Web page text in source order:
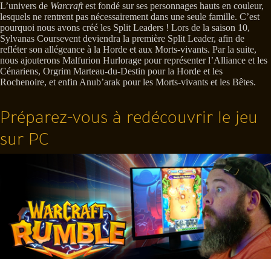
L’univers de Warcraftest fondé sur ses personnages hauts en couleur,
lesquels ne rentrent pas nécessairement dans une seule famille. C’est
pourquoi nous avons créé les Split Leaders ! Lors de la saison 10,
Sylvanas Coursevent deviendra la première Split Leader, afin de
refléter son allégeance à la Horde et aux Morts-vivants. Par la suite,
nous ajouterons Malfurion Hurlorage pour représenter l’Alliance et les
Cénariens, Orgrim Marteau-du-Destin pour la Horde et les
Rochenoire, et enfin Anub’arak pour les Morts-vivants et les Bêtes.
Préparez-vous à redécouvrir le jeu
sur PC